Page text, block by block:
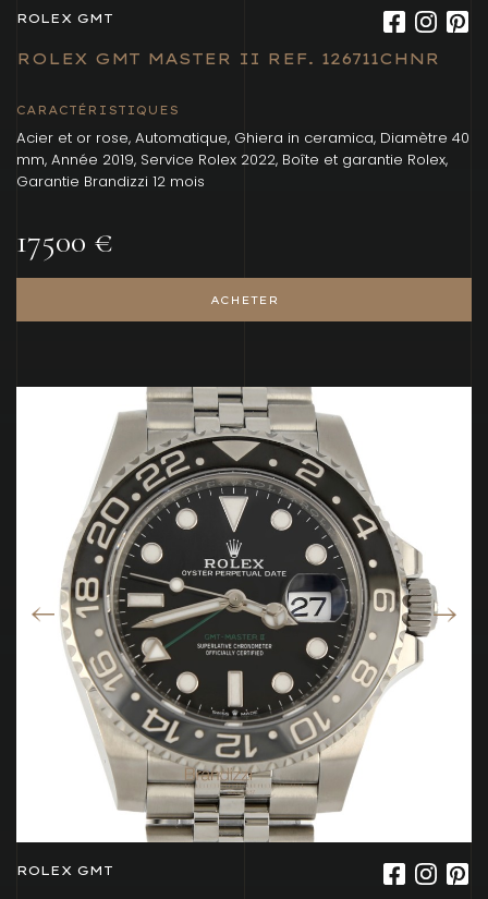
ROLEX GMT
ROLEX GMT MASTER II REF. 126711CHNR
CARACTÉRISTIQUES
Acier et or rose, Automatique, Ghiera in ceramica, Diamètre 40
mm, Année 2019, Service Rolex 2022, Boîte et garantie Rolex,
Garantie Brandizzi 12 mois
17500 €
ACHETER
ROLEX GMT